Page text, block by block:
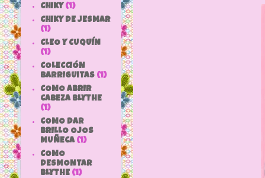
CHIKY (1)
CHIKY DE JESMAR
(1)
CLEO Y CUQUÍN
(1)
COLECCIÓN
BARRIGUITAS (1)
COMO ABRIR
CABEZA BLYTHE
(1)
COMO DAR
BRILLO OJOS
MUÑECA (1)
COMO
DESMONTAR
BLYTHE (1)